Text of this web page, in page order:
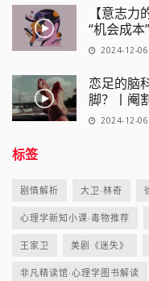
【意志
“机会成本
2024-12-06
恋足的脑
脚？丨阉
2024-12-06
标签
剧情解析 大卫·林奇
心理学新知小课·毒物推荐
王家卫 美剧《迷失》
非凡精读馆·心理学图书解读